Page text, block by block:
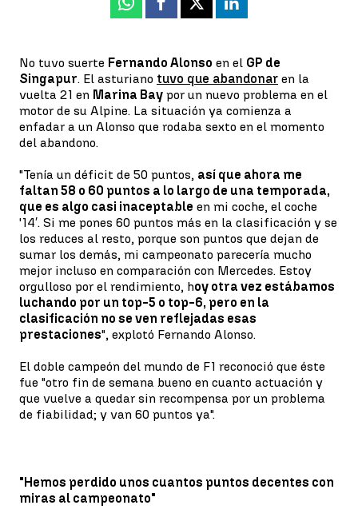
Whatsapp
Facebook
X Linkedin
No tuvo suerte Fernando Alonso en el GP de
Singapur. El asturiano tuvo que abandonar en la
vuelta 21 en Marina Bay por un nuevo problema en el
motor de su Alpine. La situación ya comienza a
enfadar a un Alonso que rodaba sexto en el momento
del abandono.
"Tenía un déficit de 50 puntos, así que ahora me
faltan 58 o 60 puntos a lo largo de una temporada,
que es algo casi inaceptable en mi coche, el coche
'14′. Si me pones 60 puntos más en la clasificación y se
los reduces al resto, porque son puntos que dejan de
sumar los demás, mi campeonato parecería mucho
mejor incluso en comparación con Mercedes. Estoy
orgulloso por el rendimiento, hoy otra vez estábamos
luchando por un top-5 o top-6, pero en la
clasificación no se ven reflejadas esas
prestaciones", explotó Fernando Alonso.
El doble campeón del mundo de F1 reconoció que éste
fue "otro fin de semana bueno en cuanto actuación y
que vuelve a quedar sin recompensa por un problema
de fiabilidad; y van 60 puntos ya".
"Hemos perdido unos cuantos puntos decentes con
miras al campeonato"